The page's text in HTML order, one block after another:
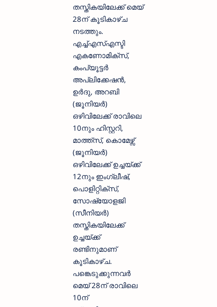
തസ്തികയിലേക്ക് മെയ്
28ന് കൂടികാഴ്ച
നടത്തും.
എച്ച്എസ്എസ്ടി
എകണോമിക്സ്,
കംപ്യൂട്ടര്‍
അപ്ലിക്കേഷന്‍,
ഉര്‍ദു, അറബി
(ജൂനിയര്‍)
ഒഴിവിലേക്ക് രാവിലെ
10നും ഹിസ്റ്ററി,
മാത്ത്സ്, കൊമേഴ്സ്
(ജൂനിയര്‍)
ഒഴിവിലേക്ക് ഉച്ചയ്ക്ക്
12നും ഇംഗ്ലീഷ്,
പൊളിറ്റിക്സ്,
സോഷ്യോളജി
(സീനിയര്‍)
തസ്തികയിലേക്ക്
ഉച്ചയ്ക്ക്
രണ്ടിനുമാണ്
കൂടികാഴ്ച.
പങ്കെടുക്കുന്നവര്‍
മെയ് 28ന് രാവിലെ
10ന്